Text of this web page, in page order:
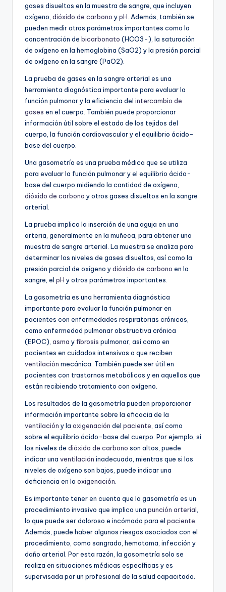
gases disueltos en la muestra de sangre, que incluyen
oxígeno, dióxido de carbono ypH. Además, también se
pueden medir otros parámetros importantes como la
concentración de bicarbonato (HCO3-), la saturación
de oxígeno en la hemoglobina (SaO2) y la presión parcial
de oxígeno en la sangre (PaO2).
La prueba de gases en la sangre arterial es una
herramienta diagnóstica importante para evaluar la
función pulmonar y la eficiencia del intercambio de
gases en el cuerpo. También puede proporcionar
información útil sobre el estado de los tejidos del
cuerpo, la función cardiovascular y el equilibrio ácido-
base del cuerpo.
Una gasometría es una prueba médica que se utiliza
para evaluar la función pulmonar y el equilibrio ácido-
base del cuerpo midiendo la cantidad de oxígeno,
dióxido de carbono y otros gases disueltos en la sangre
arterial.
La prueba implica la inserción de una aguja en una
arteria, generalmente en la muñeca, para obtener una
muestra de sangre arterial. La muestra se analiza para
determinar los niveles de gases disueltos, así como la
presión parcial de oxígeno ydióxido de carbono en la
sangre, el pH y otros parámetros importantes.
La gasometría es una herramienta diagnóstica
importante para evaluar la función pulmonar en
pacientes con enfermedades respiratorias crónicas,
como enfermedad pulmonar obstructiva crónica
(EPOC), asma yfibrosis pulmonar, así como en
pacientes en cuidados intensivos o que reciben
ventilación mecánica. También puede ser útil en
pacientes con trastornos metabólicos y en aquellos que
están recibiendo tratamiento con oxígeno.
Los resultados de la gasometría pueden proporcionar
información importante sobre la eficacia de la
ventilación y la oxigenación del paciente, así como
sobre el equilibrio ácido-base del cuerpo. Por ejemplo, si
los niveles de dióxido de carbono son altos, puede
indicar una ventilación inadecuada, mientras que si los
niveles de oxígeno son bajos, puede indicar una
deficiencia en la oxigenación.
Es importante tener en cuenta que la gasometría es un
procedimiento invasivo que implica una punción arterial,
lo que puede ser doloroso e incómodo para el paciente.
Además, puede haber algunos riesgos asociados con el
procedimiento, como sangrado, hematoma, infección y
daño arterial. Por esta razón, la gasometría solo se
realiza en situaciones médicas específicas y es
supervisada por un profesional de la salud capacitado.